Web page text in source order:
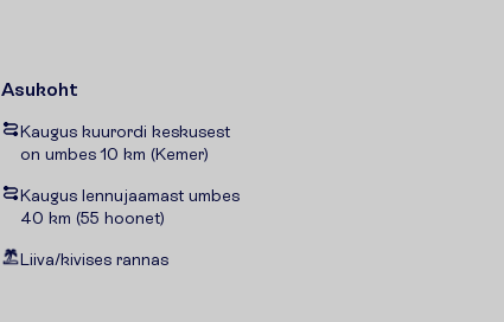
Asukoht
Kaugus kuurordi keskusest
on umbes 10 km (Kemer)
Kaugus lennujaamast umbes
40 km (55 hoonet)
Liiva/kivises rannas